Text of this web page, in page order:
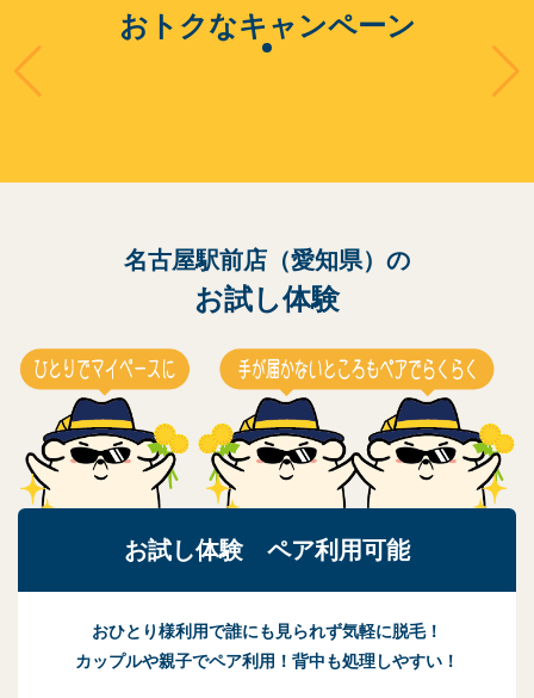
おトクなキャンペーン
名古屋駅前店（愛知県）の
お試し体験
お試し体験 ペア利用可能
おひとり様利用で誰にも見られず気軽に脱毛！
カップルや親子でペア利用！背中も処理しやすい！